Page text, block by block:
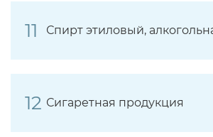
Спирт этиловый,
Сигаретная продукция